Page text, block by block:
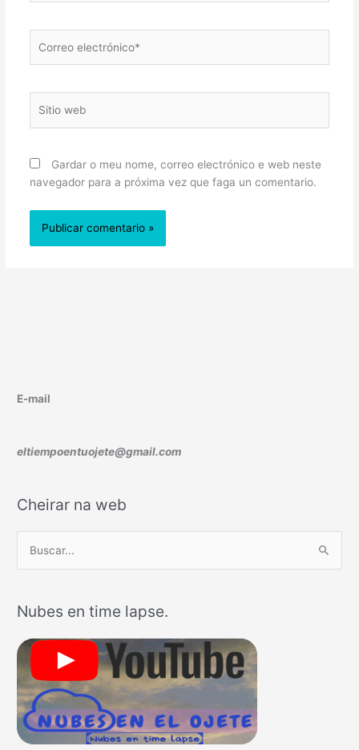
electrónico*
web
Gardar o meu nome, correo electrónico e web neste
navegador para a próxima vez que faga un comentario.
E-mail
eltiempoentuojete@gmail.com
Cheirar na web
c
a
p
o
Nubes en time lapse.